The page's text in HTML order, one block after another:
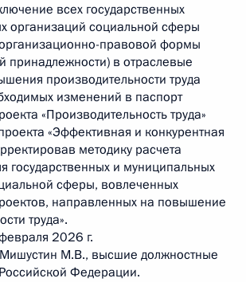
всех государственных
организаций социальной сферы
правовой формы
принадлежности) в отраслевые
производительности труда
изменений в паспорт
«Производительность труда»
«Эффективная и конкурентная
методику расчета
государственных и муниципальных
сферы, вовлеченных
направленных на повышение
труда».
2026 г.
М.В., высшие должностные
Федерации.